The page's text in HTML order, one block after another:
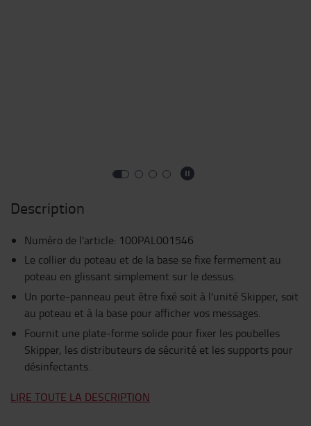
Description
Numéro de l'article: 100PAL001546
Le collier du poteau et de la base se fixe fermement au
poteau en glissant simplement sur le dessus.
Un porte-panneau peut être fixé soit à l'unité Skipper, soit
au poteau et à la base pour afficher vos messages.
Fournit une plate-forme solide pour fixer les poubelles
Skipper, les distributeurs de sécurité et les supports pour
désinfectants.
LIRE TOUTE LA DESCRIPTION